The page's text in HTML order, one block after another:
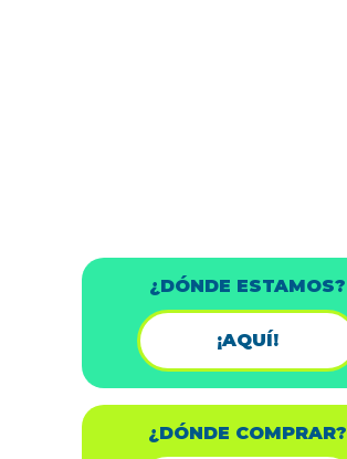
¿DÓNDE ESTAMOS?
¡AQUÍ!
¿DÓNDE COMPRAR?